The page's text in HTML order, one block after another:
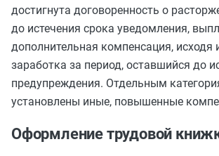
достигнута договоренность о
до истечения срока уведомления,
дополнительная компенсация, исходя
заработка за период, оставшийся до
предупреждения. Отдельным
установлены иные, повышенные
Оформление трудовой